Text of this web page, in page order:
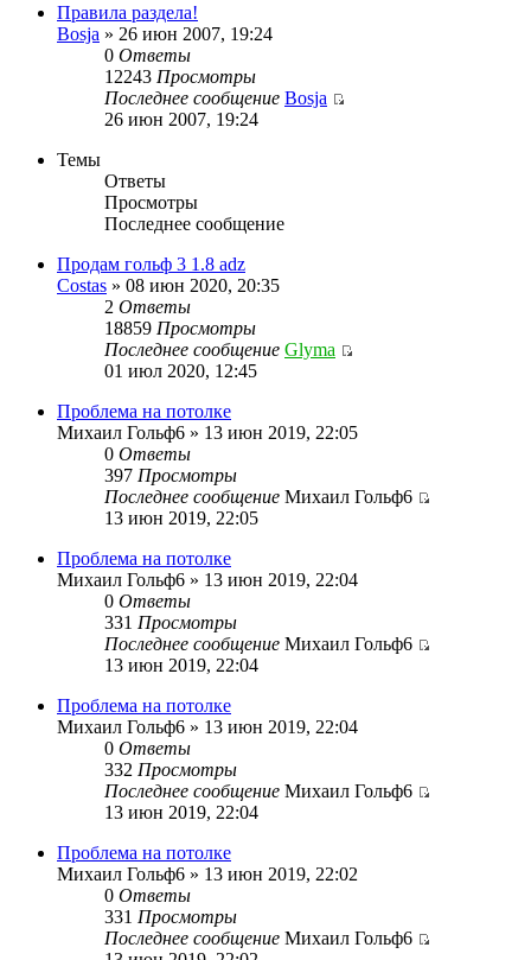
Правила раздела!
Bosja » 26 июн 2007, 19:24
0 Ответы
12243 Просмотры
Последнее сообщение Bosja
26 июн 2007, 19:24
Темы
Ответы
Просмотры
Последнее сообщение
Продам гольф 3 1.8 adz
Costas » 08 июн 2020, 20:35
2 Ответы
18859 Просмотры
Последнее сообщение Glyma
01 июл 2020, 12:45
Проблема на потолке
Михаил Гольф6 » 13 июн 2019, 22:05
0 Ответы
397 Просмотры
Последнее сообщение Михаил Гольф6
13 июн 2019, 22:05
Проблема на потолке
Михаил Гольф6 » 13 июн 2019, 22:04
0 Ответы
331 Просмотры
Последнее сообщение Михаил Гольф6
13 июн 2019, 22:04
Проблема на потолке
Михаил Гольф6 » 13 июн 2019, 22:04
0 Ответы
332 Просмотры
Последнее сообщение Михаил Гольф6
13 июн 2019, 22:04
Проблема на потолке
Михаил Гольф6 » 13 июн 2019, 22:02
0 Ответы
331 Просмотры
Последнее сообщение Михаил Гольф6